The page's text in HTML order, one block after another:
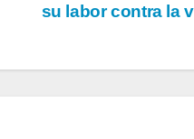
su labor contra la